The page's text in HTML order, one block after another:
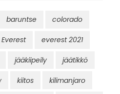
baruntse colorado
Everest everest 2021
jääkiipeily jäätikkö
kiitos kilimanjaro